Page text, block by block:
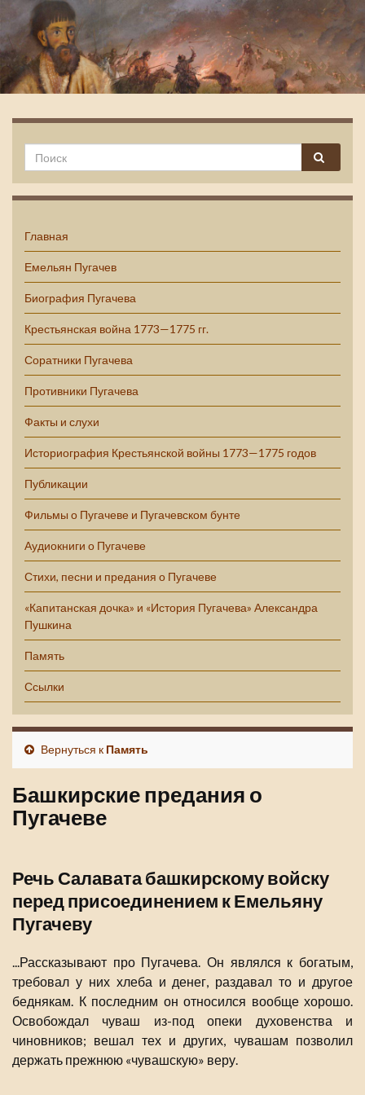
Емельян Пугачев
Главная
Емельян Пугачев
Биография Пугачева
Крестьянская война 1773—1775 гг.
Соратники Пугачева
Противники Пугачева
Факты и слухи
Историография Крестьянской войны 1773—1775 годов
Публикации
Фильмы о Пугачеве и Пугачевском бунте
Аудиокниги о Пугачеве
Стихи, песни и предания о Пугачеве
«Капитанская дочка» и «История Пугачева» Александра
Пушкина
Память
Ссылки
Вернуться к Память
Башкирские предания о
Пугачеве
Речь Салавата башкирскому войску
перед присоединением к Емельяну
Пугачеву
...Рассказывают про Пугачева. Он являлся к богатым,
требовал у них хлеба и денег, раздавал то и другое
беднякам. К последним он относился вообще хорошо.
Освобождал чуваш из-под опеки духовенства и
чиновников; вешал тех и других, чувашам позволил
держать прежнюю «чувашскую» веру.